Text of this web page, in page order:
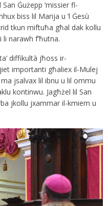
Ġużepp ‘missier fl-
biss lil Marija u ’l Ġesù
tkun miftuħa għal dak kollu
narawh f’ħutna.
diffikultà jħoss ir-
importanti għaliex il-Mulej
jsalvax lil ibnu u lil ommu
kontinwu. Jagħżel lil San
jkollu jxammar il-kmiem u